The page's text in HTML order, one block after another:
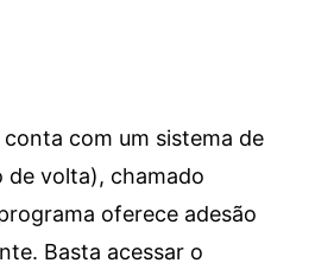
com um sistema de
de volta), chamado
oferece adesão
Basta acessar o